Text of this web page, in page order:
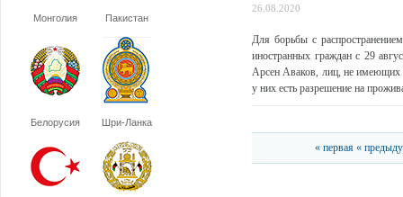
Монголия Пакистан
Белорусия Шри-Ланка
26.08.2020
Для борьбы с
иностранных граждан с 29
Арсен Аваков, лиц, не имеющих
у них есть разрешение на
« первая «